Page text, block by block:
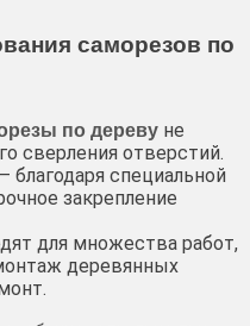
саморезов по
по дереву не
сверления отверстий.
специальной
закрепление
для множества работ,
деревянных